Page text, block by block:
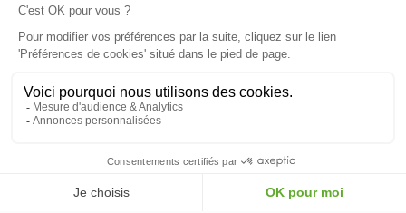
INFORMATIONS
VOTRE COMPTE
© 2026 - ClimOnline - Tous droits réservés